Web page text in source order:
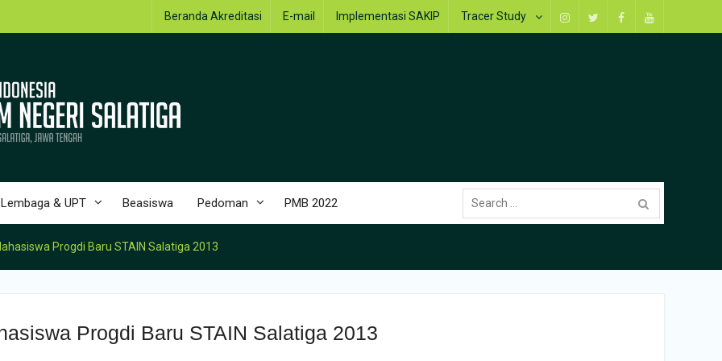
Instagram
TwitterFacebookYoutube
Beranda Akreditasi E-mail Implementasi SAKIP Tracer Study
Lembaga & UPT Beasiswa Pedoman PMB 2022
Search
for:
Progdi Baru STAIN Salatiga 2013
Progdi Baru STAIN Salatiga 2013